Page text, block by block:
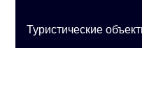
Туристические